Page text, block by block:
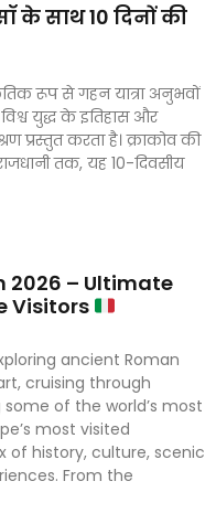
के साथ 10 दिनों की
रूप से गहन यात्रा अनुभवों
युद्ध के इतिहास और
प्रस्तुत करता है। क्राकोव की
तक, यह 10-दिवसीय
2026 – Ultimate
Visitors
ancient Roman
cruising through
of the world’s most
most visited
of history, culture, scenic
From the